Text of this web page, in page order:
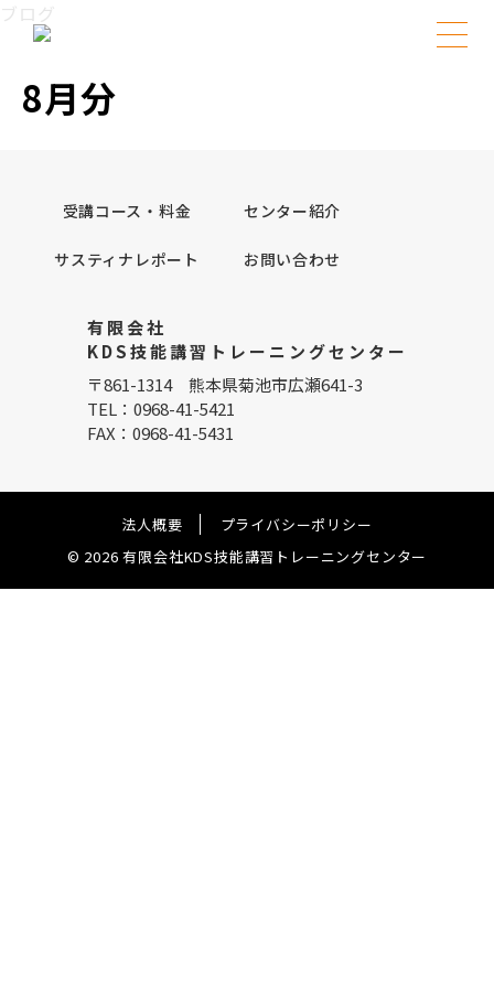
Skip
ブログ
8月分
受講コース・料金 センター紹介
サスティナレポート お問い合わせ
有限会社
KDS技能講習トレーニングセンター
〒861-1314 熊本県菊池市広瀬641-3
TEL：0968-41-5421
FAX：0968-41-5431
法人概要
プライバシーポリシー
© 2026 有限会社KDS技能講習トレーニングセンター